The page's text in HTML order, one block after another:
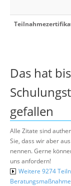
Das hat
gefallen
Alle Zitate sind
Sie, dass wir aber
nennen. Gerne
uns anfordern!
Weitere 9274